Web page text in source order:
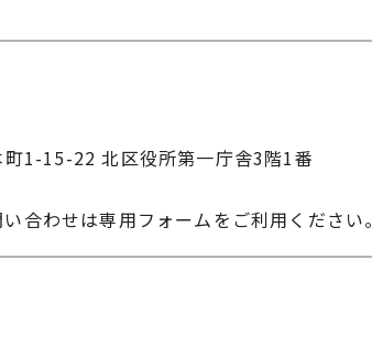
1-15-22 北区役所第一庁舎3階1番
合わせは専用フォームをご利用ください。